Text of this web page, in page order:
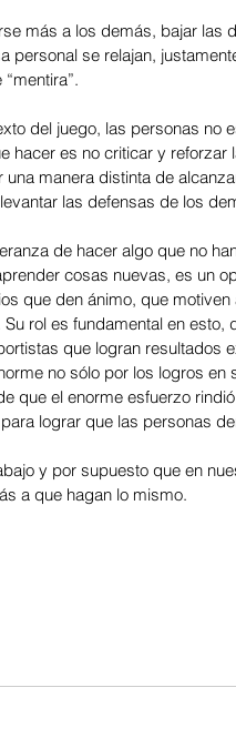
más a los demás, bajar las
personal se relajan,
del juego, las personas no
hacer es no criticar y
manera distinta de
las defensas de los
de hacer algo que no
cosas nuevas, es un
que den ánimo, que
rol es fundamental en esto,
que logran resultados
no sólo por los logros
que el enorme esfuerzo
lograr que las personas
y por supuesto que en
a que hagan lo mismo.